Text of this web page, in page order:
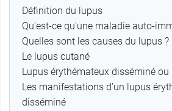
Définition du lupus
Qu'est-ce qu'une maladie auto-
Quelles sont les causes du lupus ?
Le lupus cutané
Lupus érythémateux disséminé
Les manifestations d’un lupus
disséminé